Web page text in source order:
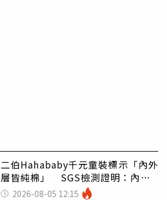
二伯Hahababy千元童裝標示「內外
層皆純棉」 SGS檢測證明：內裡
100%聚酯纖維
2026-08-05 12:15